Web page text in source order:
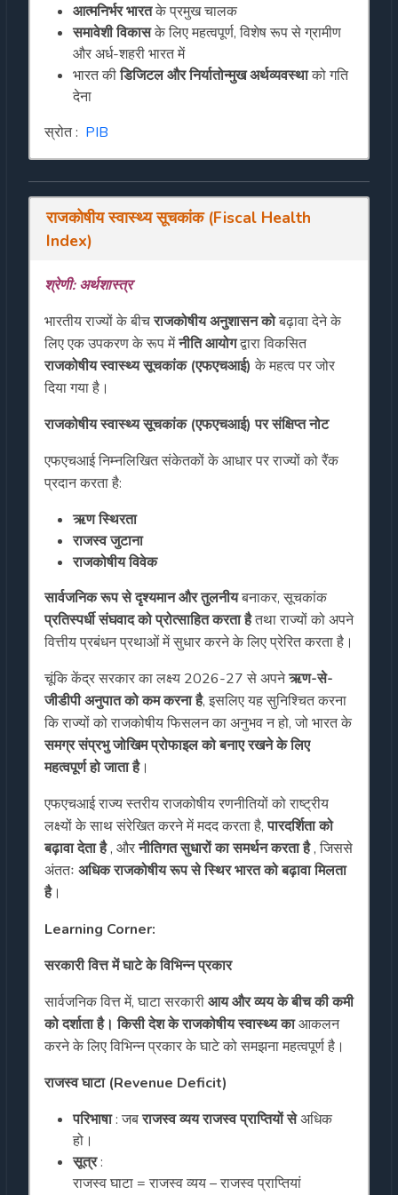
आत्मनिर्भर भारतके प्रमुख चालक
समावेशी विकासके लिए महत्वपूर्ण, विशेष रूप से ग्रामीण
और अर्ध-शहरी भारत में
भारत कीडिजिटल और निर्यातोन्मुख अर्थव्यवस्थाको गति
देना
स्रोत : PIB
राजकोषीय स्वास्थ्य सूचकांक (Fiscal Health
Index)
श्रेणी: अर्थशास्त्र
भारतीय राज्यों के बीचराजकोषीय अनुशासन कोबढ़ावा देने के
लिए एक उपकरण के रूप मेंनीति आयोगद्वारा विकसित
राजकोषीय स्वास्थ्य सूचकांक (एफएचआई)के महत्व पर जोर
दिया गया है।
राजकोषीय स्वास्थ्य सूचकांक (एफएचआई) पर संक्षिप्त नोट
एफएचआई निम्नलिखित संकेतकों के आधार पर राज्यों को रैंक
प्रदान करता है:
ऋण स्थिरता
राजस्व जुटाना
राजकोषीय विवेक
सार्वजनिक रूप से दृश्यमान और तुलनीयबनाकर, सूचकांक
प्रतिस्पर्धी संघवाद को प्रोत्साहित करता हैतथा राज्यों को अपने
वित्तीय प्रबंधन प्रथाओं में सुधार करने के लिए प्रेरित करता है।
चूंकि केंद्र सरकार का लक्ष्य 2026-27 से अपनेऋण-से-
जीडीपी अनुपात को कम करना है, इसलिए यह सुनिश्चित करना
कि राज्यों को राजकोषीय फिसलन का अनुभव न हो, जो भारत के
समग्र संप्रभु जोखिम प्रोफाइल को बनाए रखने के लिए
महत्वपूर्ण हो जाता है।
एफएचआई राज्य स्तरीय राजकोषीय रणनीतियों को राष्ट्रीय
लक्ष्यों के साथ संरेखित करने में मदद करता है,पारदर्शिता को
बढ़ावा देता है, औरनीतिगत सुधारों का समर्थन करता है, जिससे
अंततः अधिक राजकोषीय रूप से स्थिर भारत को बढ़ावा मिलता
है।
Learning Corner:
सरकारी वित्त में घाटे के विभिन्न प्रकार
सार्वजनिक वित्त में, घाटा सरकारीआय और व्यय के बीच की कमी
को दर्शाता है। किसी देश के राजकोषीय स्वास्थ्य काआकलन
करने के लिए विभिन्न प्रकार के घाटे को समझना महत्वपूर्ण है।
राजस्व घाटा (Revenue Deficit)
परिभाषा: जबराजस्व व्यय राजस्व प्राप्तियों सेअधिक
हो।
सूत्र:
राजस्व घाटा = राजस्व व्यय – राजस्व प्राप्तियां